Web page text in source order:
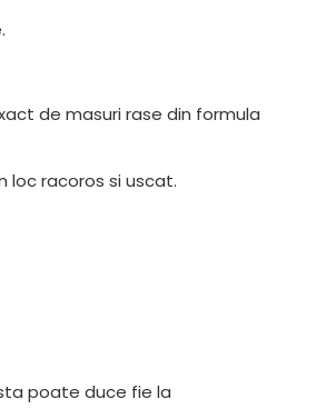
de masuri rase din formula
loc racoros si uscat.
poate duce fie la